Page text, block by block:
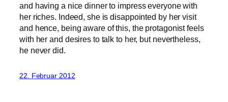
and having a nice dinner to impress everyone with
her riches. Indeed, she is disappointed by her visit
and hence, being aware of this, the protagonist feels
with her and desires to talk to her, but nevertheless,
he never did.
22. Februar 2012